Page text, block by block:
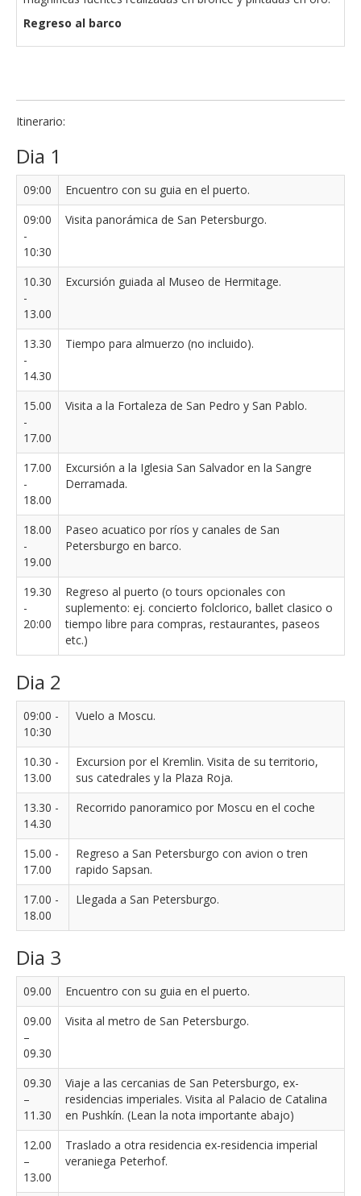
Regreso al barco
Itinerario:
Dia 1
09:00
Encuentro con su guia en el puerto.
09:00
-
10:30
Visita panorámica de San Petersburgo.
10.30
-
13.00
Excursión guiada al Museo de Hermitage.
13.30
-
14.30
Tiempo para almuerzo (no incluido).
15.00
-
17.00
Visita a la Fortaleza de San Pedro y San Pablo.
17.00
-
18.00
Excursión a la Iglesia San Salvador en la Sangre
Derramada.
18.00
-
19.00
Paseo acuatico por ríos y canales de San
Petersburgo en barco.
19.30
-
20:00
Regreso al puerto (o tours opcionales con
suplemento: ej. concierto folclorico, ballet clasico o
tiempo libre para compras, restaurantes, paseos
etc.)
Dia 2
09:00 -
10:30
Vuelo a Moscu.
10.30 -
13.00
Excursion por el Kremlin. Visita de su territorio,
sus catedrales y la Plaza Roja.
13.30 -
14.30
Recorrido panoramico por Moscu en el coche
15.00 -
17.00
Regreso a San Petersburgo con avion o tren
rapido Sapsan.
17.00 -
18.00
Llegada a San Petersburgo.
Dia 3
09.00
Encuentro con su guia en el puerto.
09.00
–
09.30
Visita al metro de San Petersburgo.
09.30
–
11.30
Viaje a las cercanias de San Petersburgo, ex-
residencias imperiales. Visita al Palacio de Catalina
en Pushkín. (Lean la nota importante abajo)
12.00
–
13.00
Traslado a otra residencia ex-residencia imperial
veraniega Peterhof.